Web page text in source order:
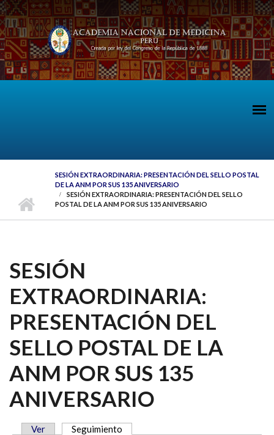
Pasar al contenido principal
SESIÓN EXTRAORDINARIA: PRESENTACIÓN DEL SELLO POSTAL
DE LA ANM POR SUS 135 ANIVERSARIO
SESIÓN EXTRAORDINARIA: PRESENTACIÓN DEL SELLO
POSTAL DE LA ANM POR SUS 135 ANIVERSARIO
SESIÓN
EXTRAORDINARIA:
PRESENTACIÓN DEL
SELLO POSTAL DE LA
ANM POR SUS 135
ANIVERSARIO
Ver Seguimiento